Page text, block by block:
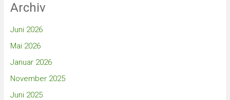
Archiv
Juni 2026
Mai 2026
Januar 2026
November 2025
Juni 2025